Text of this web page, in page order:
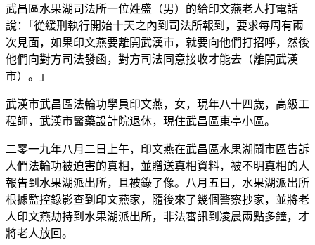
武昌區水果湖司法所一位姓盛（男）的給印文燕老人打電話
說：｢從緩刑執行開始十天之內到司法所報到，要求每周有兩
次見面，如果印文燕要離開武漢市，就要向他們打招呼，然後
他們向對方司法發函，對方司法同意接收才能去（離開武漢
市）。｣
武漢市武昌區法輪功學員印文燕，女，現年八十四歲，高級工
程師，武漢市醫藥設計院退休，現住武昌區東亭小區。
二零一九年八月二日上午，印文燕在武昌區水果湖鬧市區告訴
人們法輪功被迫害的真相，並贈送真相資料，被不明真相的人
報告到水果湖派出所，且被錄了像。八月五日，水果湖派出所
根據監控錄影查到印文燕家，隨後來了幾個警察抄家，並將老
人印文燕劫持到水果湖派出所，非法審訊到凌晨兩點多鐘，才
將老人放回。